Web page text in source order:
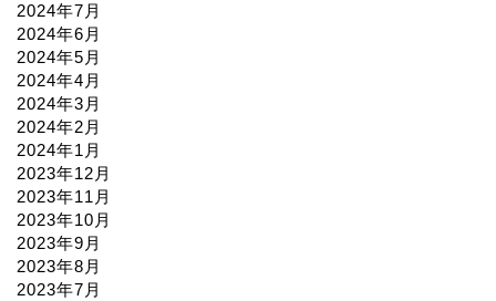
2024年7月
2024年6月
2024年5月
2024年4月
2024年3月
2024年2月
2024年1月
2023年12月
2023年11月
2023年10月
2023年9月
2023年8月
2023年7月